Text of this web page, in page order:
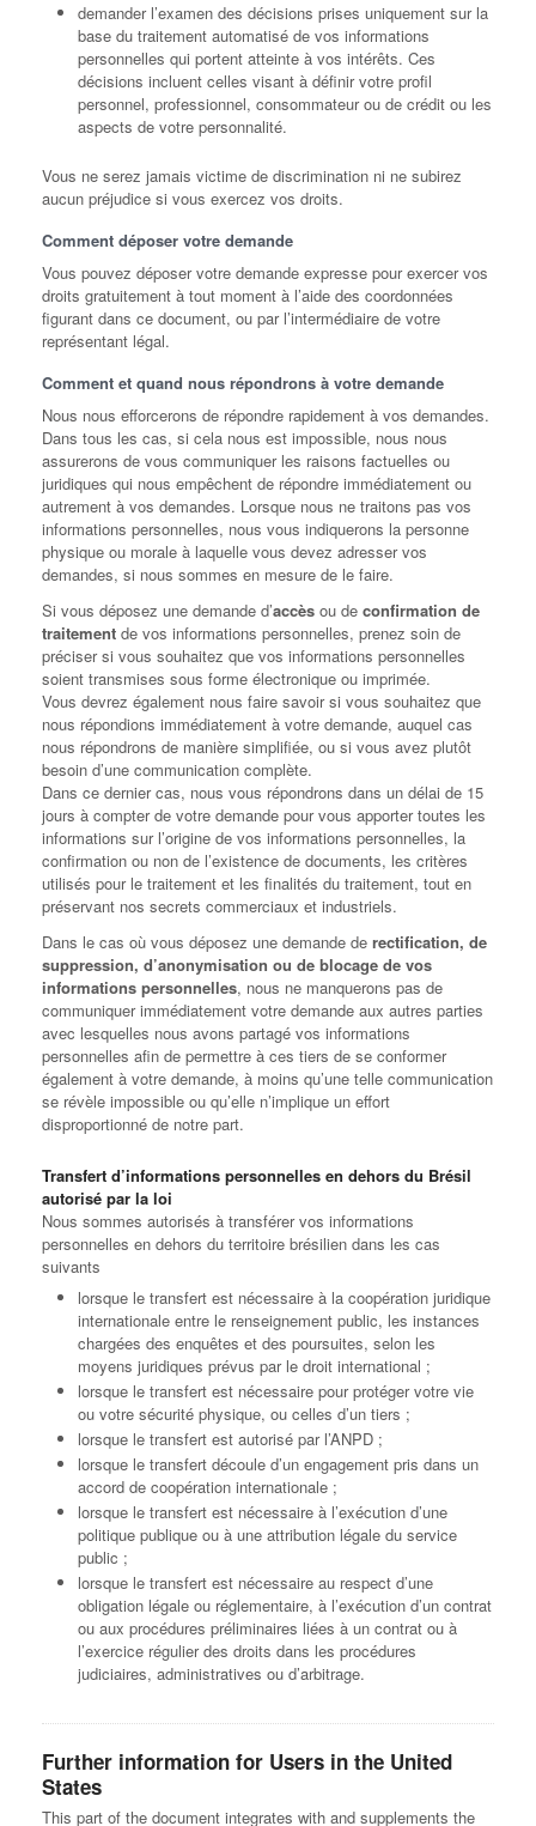
demander l’examen des décisions prises uniquement sur la
base du traitement automatisé de vos informations
personnelles qui portent atteinte à vos intérêts. Ces
décisions incluent celles visant à définir votre profil
personnel, professionnel, consommateur ou de crédit ou les
aspects de votre personnalité.
Vous ne serez jamais victime de discrimination ni ne subirez
aucun préjudice si vous exercez vos droits.
Comment déposer votre demande
Vous pouvez déposer votre demande expresse pour exercer vos
droits gratuitement à tout moment à l’aide des coordonnées
figurant dans ce document, ou par l’intermédiaire de votre
représentant légal.
Comment et quand nous répondrons à votre demande
Nous nous efforcerons de répondre rapidement à vos demandes.
Dans tous les cas, si cela nous est impossible, nous nous
assurerons de vous communiquer les raisons factuelles ou
juridiques qui nous empêchent de répondre immédiatement ou
autrement à vos demandes. Lorsque nous ne traitons pas vos
informations personnelles, nous vous indiquerons la personne
physique ou morale à laquelle vous devez adresser vos
demandes, si nous sommes en mesure de le faire.
Si vous déposez une demande d’accès ou de confirmation de
traitement de vos informations personnelles, prenez soin de
préciser si vous souhaitez que vos informations personnelles
soient transmises sous forme électronique ou imprimée.
Vous devrez également nous faire savoir si vous souhaitez que
nous répondions immédiatement à votre demande, auquel cas
nous répondrons de manière simplifiée, ou si vous avez plutôt
besoin d’une communication complète.
Dans ce dernier cas, nous vous répondrons dans un délai de 15
jours à compter de votre demande pour vous apporter toutes les
informations sur l’origine de vos informations personnelles, la
confirmation ou non de l’existence de documents, les critères
utilisés pour le traitement et les finalités du traitement, tout en
préservant nos secrets commerciaux et industriels.
Dans le cas où vous déposez une demande de rectification, de
suppression, d’anonymisation ou de blocage de vos
informations personnelles, nous ne manquerons pas de
communiquer immédiatement votre demande aux autres parties
avec lesquelles nous avons partagé vos informations
personnelles afin de permettre à ces tiers de se conformer
également à votre demande, à moins qu’une telle communication
se révèle impossible ou qu’elle n’implique un effort
disproportionné de notre part.
Transfert d’informations personnelles en dehors du Brésil
autorisé par la loi
Nous sommes autorisés à transférer vos informations
personnelles en dehors du territoire brésilien dans les cas
suivants
lorsque le transfert est nécessaire à la coopération juridique
internationale entre le renseignement public, les instances
chargées des enquêtes et des poursuites, selon les
moyens juridiques prévus par le droit international ;
lorsque le transfert est nécessaire pour protéger votre vie
ou votre sécurité physique, ou celles d’un tiers ;
lorsque le transfert est autorisé par l’ANPD ;
lorsque le transfert découle d’un engagement pris dans un
accord de coopération internationale ;
lorsque le transfert est nécessaire à l’exécution d’une
politique publique ou à une attribution légale du service
public ;
lorsque le transfert est nécessaire au respect d’une
obligation légale ou réglementaire, à l’exécution d’un contrat
ou aux procédures préliminaires liées à un contrat ou à
l’exercice régulier des droits dans les procédures
judiciaires, administratives ou d’arbitrage.
Further information for Users in the United
States
This part of the document integrates with and supplements the